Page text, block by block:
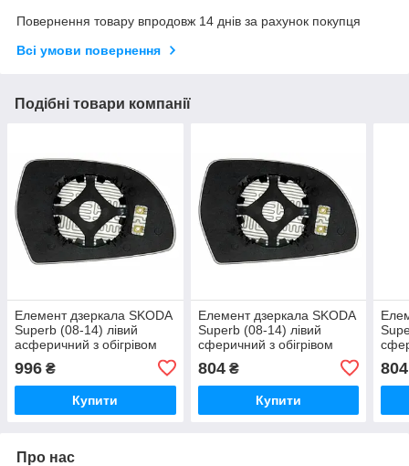
Повернення товару впродовж 14 днів за рахунок покупця
Всі умови повернення
Подібні товари компанії
Елемент дзеркала SKODA
Superb (08-14) лівий
асферичний з обігрівом
996 ₴
Купити
Елемент дзеркала SKODA
Superb (08-14) лівий
сферичний з обігрівом
804₴
Купити
804
Про нас